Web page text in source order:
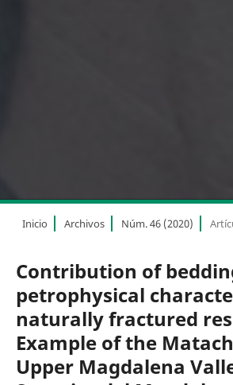
Inicio Archivos Núm. 46 (2020)
Contribution of
petrophysical
naturally fractured
Example of the
Upper Magdalena